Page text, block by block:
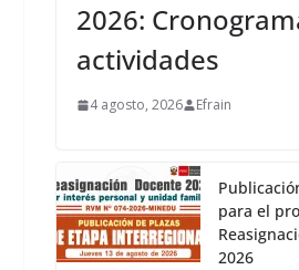
2026:
actividades
4 agosto, 2026 Efrain
para el
2026